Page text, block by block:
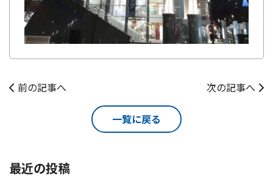
前の記事へ 次の記事へ
一覧に戻る
最近の投稿